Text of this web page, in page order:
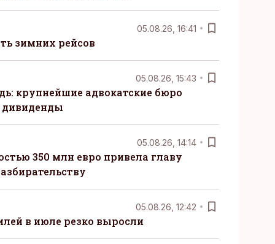
05.08.26, 16:41
зимних рейсов
05.08.26, 15:43
крупнейшие адвокатские бюро
05.08.26, 14:14
350 млн евро привела главу
05.08.26, 12:42
в июле резко выросли